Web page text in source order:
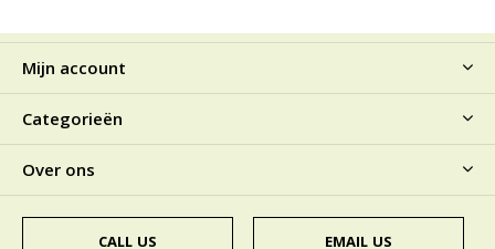
Mijn account
Categorieën
Over ons
CALL US EMAIL US